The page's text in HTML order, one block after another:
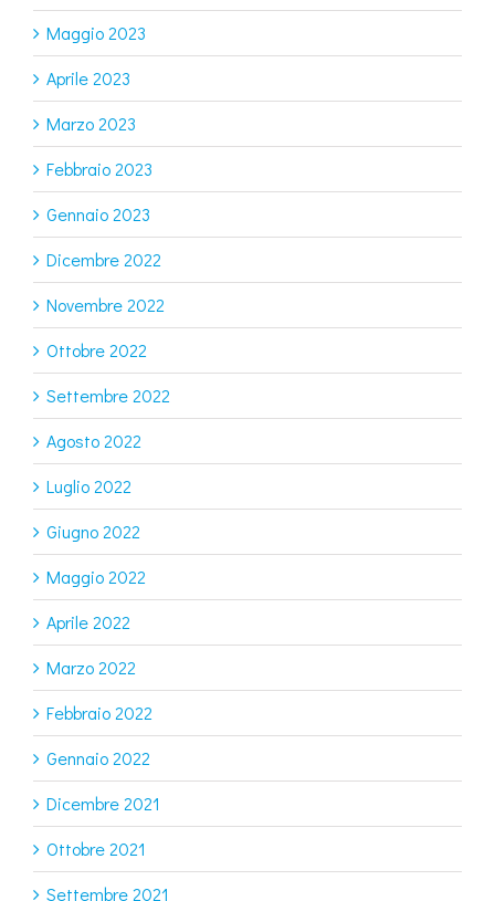
Maggio 2023
Aprile 2023
Marzo 2023
Febbraio 2023
Gennaio 2023
Dicembre 2022
Novembre 2022
Ottobre 2022
Settembre 2022
Agosto 2022
Luglio 2022
Giugno 2022
Maggio 2022
Aprile 2022
Marzo 2022
Febbraio 2022
Gennaio 2022
Dicembre 2021
Ottobre 2021
Settembre 2021